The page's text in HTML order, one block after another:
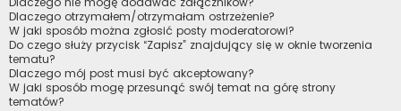
Dlaczego otrzymałem/otrzymałam ostrzeżenie?
W jaki sposób można zgłosić posty moderatorowi?
Do czego służy przycisk “Zapisz” znajdujący się w oknie tworzenia
tematu?
Dlaczego mój post musi być akceptowany?
W jaki sposób mogę przesunąć swój temat na górę strony
tematów?